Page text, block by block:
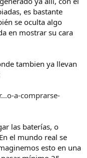
es bastante
se oculta algo
en mostrar su cara
tambien ya llevan
a-comprarse-
las baterías, o
el mundo real se
esto en una